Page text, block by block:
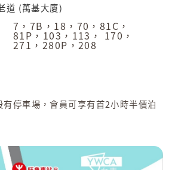
道 (萬基大廈)
7，7B，18，70，81C，
81P，103，113， 170，
271，280P，208
有停車場，會員可享有首2小時半價泊